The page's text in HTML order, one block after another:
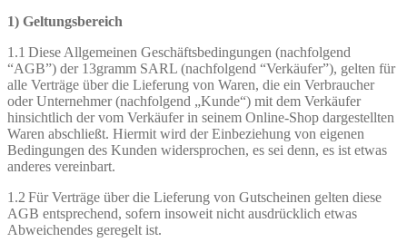
1) Geltungsbereich
1.1 Diese Allgemeinen Geschäftsbedingungen (nachfolgend
“AGB”) der 13gramm SARL (nachfolgend “Verkäufer”), gelten für
alle Verträge über die Lieferung von Waren, die ein Verbraucher
oder Unternehmer (nachfolgend „Kunde“) mit dem Verkäufer
hinsichtlich der vom Verkäufer in seinem Online-Shop dargestellten
Waren abschließt. Hiermit wird der Einbeziehung von eigenen
Bedingungen des Kunden widersprochen, es sei denn, es ist etwas
anderes vereinbart.
1.2 Für Verträge über die Lieferung von Gutscheinen gelten diese
AGB entsprechend, sofern insoweit nicht ausdrücklich etwas
Abweichendes geregelt ist.